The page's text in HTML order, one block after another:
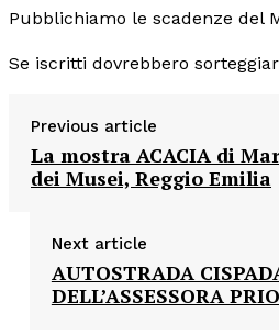
Pubblichiamo le scadenze del
Se iscritti dovrebbero
Previous article
La mostra ACACIA di
dei Musei, Reggio Emilia
Next article
AUTOSTRADA
DELL’ASSESSORA